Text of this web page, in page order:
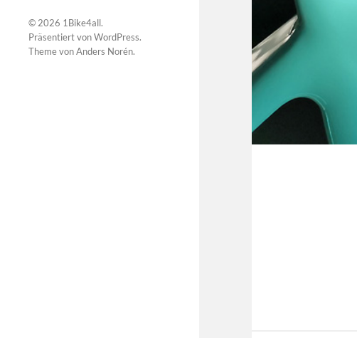
© 2026 1Bike4all.
Präsentiert vonWordPress.
Theme vonAnders Norén.